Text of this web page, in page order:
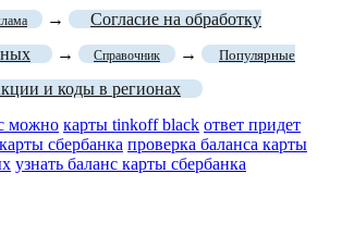
→
Согласие на обработку
→ Справочник → Популярные
и коды в регионах
можно карты tinkoff black ответ придет
сбербанка проверка баланса карты
узнать баланс карты сбербанка